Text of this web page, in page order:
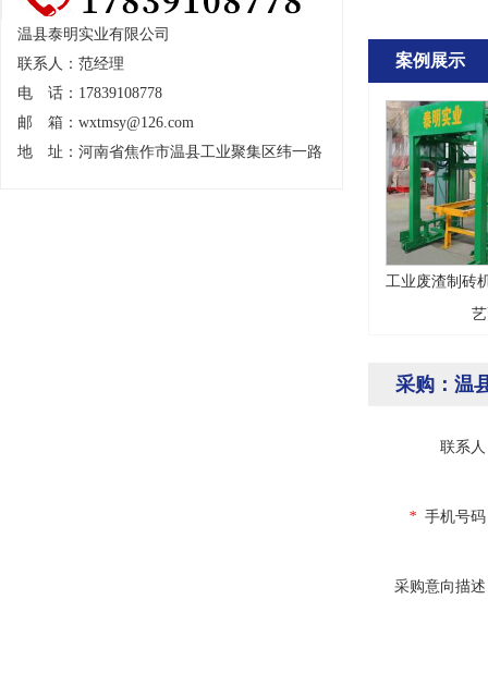
温县泰明实业有限公司
联系人：范经理
电 话：17839108778
邮 箱： wxtmsy@126.com
地 址：河南省焦作市温县工业聚集区纬一路
案例展示
工业废渣制砖
采购：温
联系
* 手机号
采购意向描